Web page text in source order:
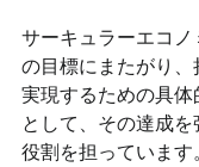
サーキュラーエコノ
の目標にまたがり
実現するための具
として、その達成
役割を担っています。